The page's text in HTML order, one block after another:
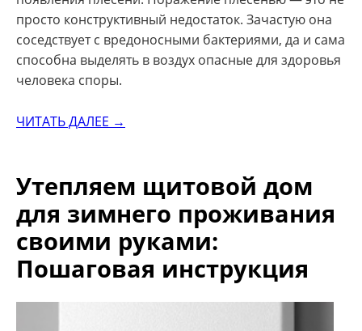
просто конструктивный недостаток. Зачастую она
соседствует с вредоносными бактериями, да и сама
способна выделять в воздух опасные для здоровья
человека споры.
ЧИТАТЬ ДАЛЕЕ →
Утепляем щитовой дом
для зимнего проживания
своими руками:
Пошаговая инструкция